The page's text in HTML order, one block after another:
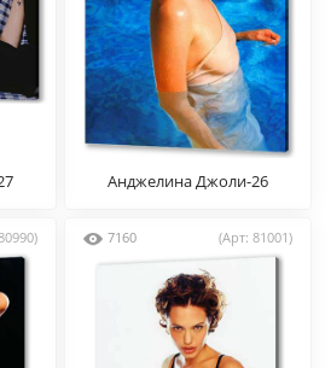
Анджелина Джоли-26
7160 (Арт: 81001)